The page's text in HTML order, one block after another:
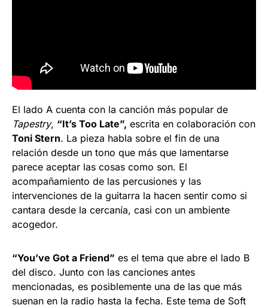
El lado A cuenta con la canción más popular de
Tapestry, “It’s Too Late”, escrita en colaboración con
Toni Stern. La pieza habla sobre el fin de una
relación desde un tono que más que lamentarse
parece aceptar las cosas como son. El
acompañamiento de las percusiones y las
intervenciones de la guitarra la hacen sentir como si
cantara desde la cercanía, casi con un ambiente
acogedor.
“You’ve Got a Friend” es el tema que abre el lado B
del disco. Junto con las canciones antes
mencionadas, es posiblemente una de las que más
suenan en la radio hasta la fecha. Este tema de Soft